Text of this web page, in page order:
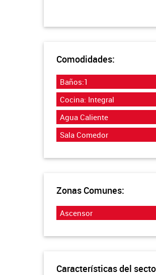
Comodidades:
Baños:1
Cocina: Integral
Agua Caliente
Sala Comedor
Zonas Comunes:
Ascensor
Características del